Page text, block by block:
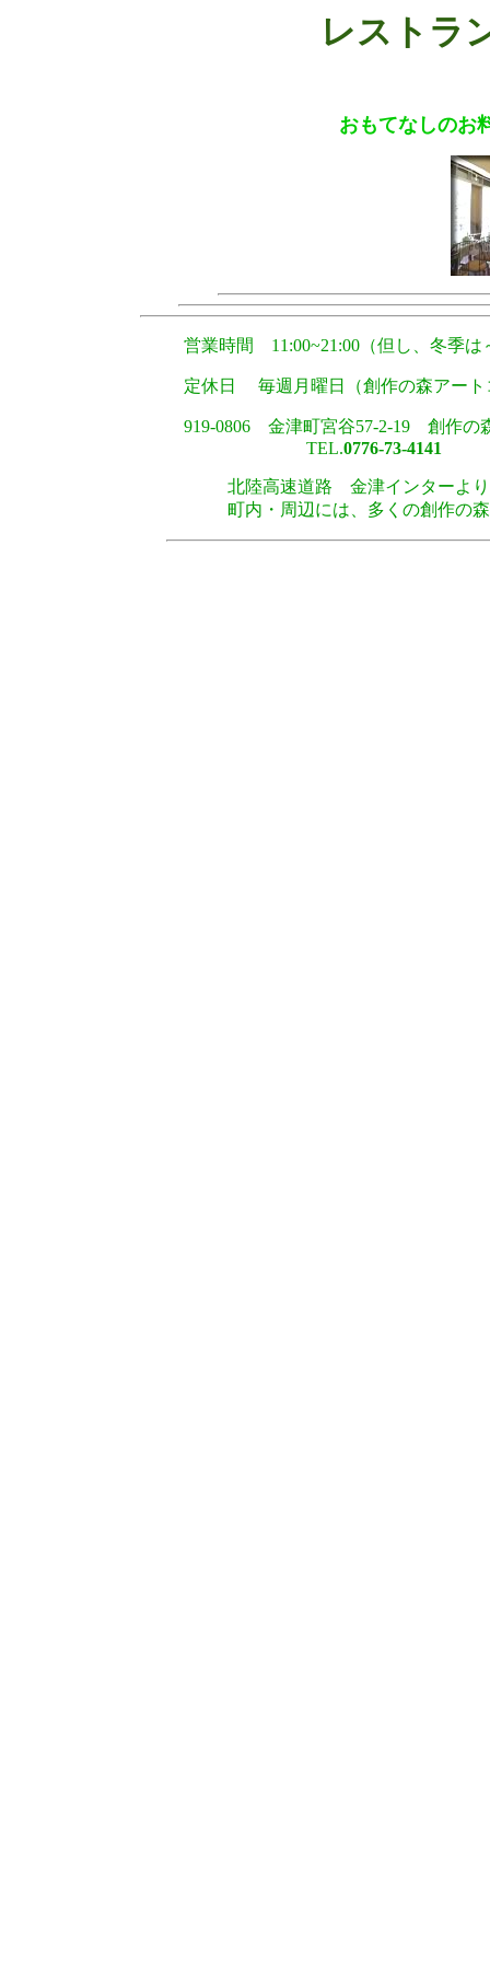
レストラ
おもてなしのお
営業時間 11:00~21:00（但し、冬季は
定休日 毎週月曜日（創作の森アート
919-0806 金津町宮谷57-2-19 創作の
TEL.0776-73-4141
北陸高速道路 金津インターよ
町内・周辺には、多くの創作の